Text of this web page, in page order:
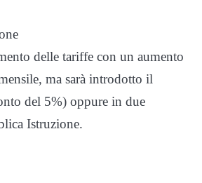
delle tariffe con un aumento
ma sarà introdotto il
del 5%) oppure in due
Istruzione.